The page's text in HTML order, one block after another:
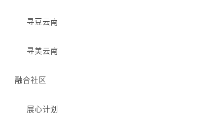
寻豆云南
寻美云南
融合社区
展心计划